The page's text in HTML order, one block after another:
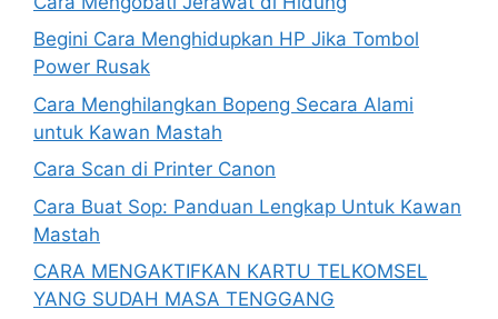
Begini Cara Menghidupkan HP Jika Tombol
Power Rusak
Cara Menghilangkan Bopeng Secara Alami
untuk Kawan Mastah
Cara Scan di Printer Canon
Cara Buat Sop: Panduan Lengkap Untuk Kawan
Mastah
CARA MENGAKTIFKAN KARTU TELKOMSEL
YANG SUDAH MASA TENGGANG